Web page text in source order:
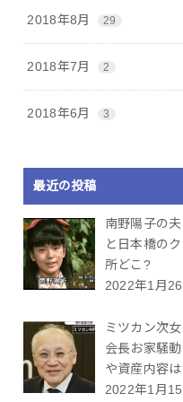
2018年8月 29
2018年7月 2
2018年6月 3
最近の投稿
南野陽子の
と日本橋の
所どこ?
2022年1月26
ミツカン次
会長お家騒
や資産内容
2022年1月15